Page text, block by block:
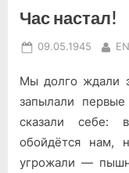
Час настал!
Posted
09.05.1945 By
Мы долго ждали
запылали
сказали себе:
обойдётся
угрожали —